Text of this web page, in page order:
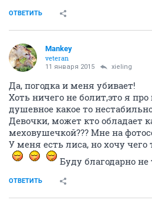
ОТВЕТИТЬ
Mankey
veteran
11 января 2015 xieling
Да, погодка и меня убивает!
Хоть ничего не болит,это я про
душевное какое то
Девочки, может кто обладает
меховушечкой??? Мне на
У меня есть лиса, но хочу чего
Буду благодарно не
ОТВЕТИТЬ